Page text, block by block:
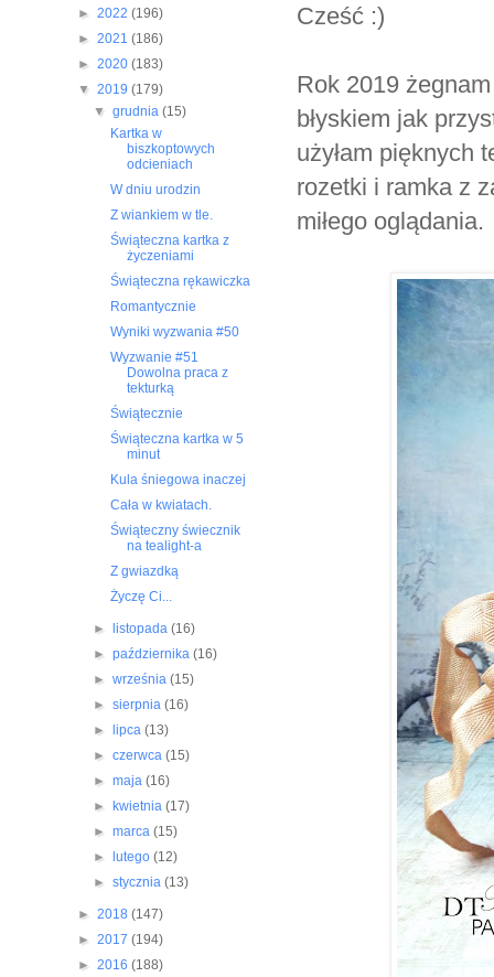
Cześć :)
Rok 2019
błyskiem jak
użyłam pięknych
rozetki i ramka z
miłego oglądania.
► 2022 (196)
► 2021 (186)
► 2020 (183)
▼ 2019 (179)
▼grudnia(15)
Kartka w
biszkoptowych
odcieniach
W dniu urodzin
Z wiankiem w tle.
Świąteczna kartka z
życzeniami
Świąteczna rękawiczka
Romantycznie
Wyniki wyzwania #50
Wyzwanie #51
Dowolna praca z
tekturką
Świątecznie
Świąteczna kartka w 5
minut
Kula śniegowa inaczej
Cała w kwiatach.
Świąteczny świecznik
na tealight-a
Z gwiazdką
Życzę Ci...
► listopada(16)
►października(16)
►września(15)
►sierpnia(16)
►
lipca(13)
►czerwca(15)
►maja(16)
►
kwietnia(17)
►marca(15)
►
lutego(12)
►stycznia(13)
► 2018 (147)
► 2017 (194)
► 2016 (188)